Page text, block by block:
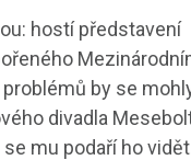
hostí představení
by se
divadla
mu podaří ho